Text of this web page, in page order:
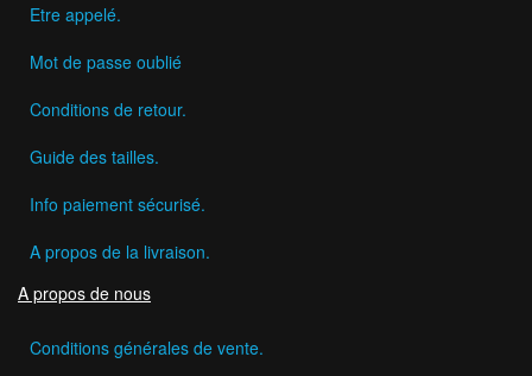
Etre appelé.
Mot de passe oublié
Conditions de retour.
Guide des tailles.
Info paiement sécurisé.
A propos de la livraison.
A propos de nous
Conditions générales de vente.